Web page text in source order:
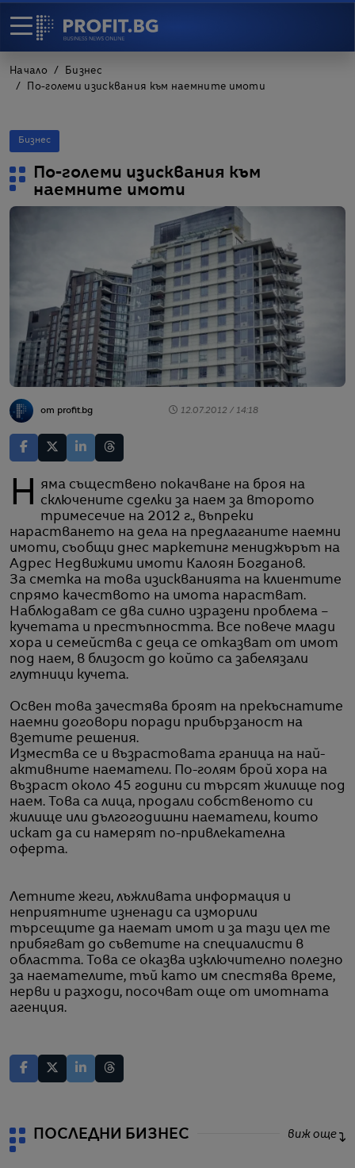
Начало
Бизнес
По-големи изисквания към наемните имоти
Бизнес
По-големи изисквания към
наемните имоти
от profit.bg 12.07.2012 / 14:18
Няма съществено покачване на броя на
сключените сделки за наем за второто
тримесечие на 2012 г., въпреки
нарастването на дела на предлаганите наемни
имоти, съобщи днес маркетинг мениджърът на
Адрес Недвижими имоти Калоян Богданов.
За сметка на това изискванията на клиентите
спрямо качеството на имота нарастват.
Наблюдават се два силно изразени проблема –
кучетата и престъпността. Все повече млади
хора и семейства с деца се отказват от имот
под наем, в близост до който са забелязали
глутници кучета.
Освен това зачестява броят на прекъснатите
наемни договори поради прибързаност на
взетите решения.
Измества се и възрастовата граница на най-
активните наематели. По-голям брой хора на
възраст около 45 години си търсят жилище под
наем. Това са лица, продали собственото си
жилище или дългогодишни наематели, които
искат да си намерят по-привлекателна
оферта.
Летните жеги, лъжливата информация и
неприятните изненади са изморили
търсещите да наемат имот и за тази цел те
прибягват до съветите на специалисти в
областта. Това се оказва изключително полезно
за наемателите, тъй като им спестява време,
нерви и разходи, посочват още от имотната
агенция.
ПОСЛЕДНИ БИЗНЕС виж още